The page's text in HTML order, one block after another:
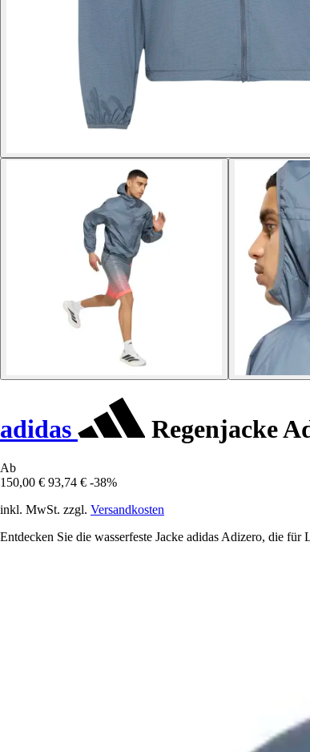
adidas Regenjacke
Ab
150,00 € 93,74 € -38%
inkl. MwSt. zzgl. Versandkosten
Entdecken Sie die wasserfeste Jacke adidas Adizero, die